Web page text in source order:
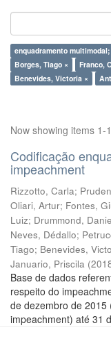
enquadramento
Borges, Tiago ×
Franco,
Benevides, Victoria ×
Now showing items 1-
Codificação
impeachment
Rizzotto, Carla;
Oliari, Artur; Fontes,
Luiz; Drummond,
Neves, Dédallo;
Tiago; Benevides,
Januario, Priscila (
Base de dados
respeito do
de dezembro de
impeachment) até 31